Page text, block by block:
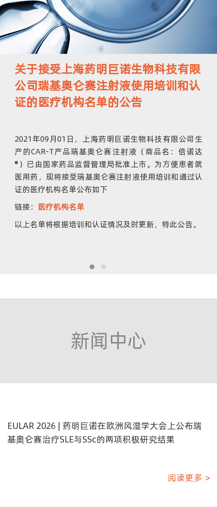
关于接受上海药明巨诺生物科技有限
公司瑞基奥仑赛注射液使用培训和认
证的医疗机构名单的公告
2021年09月01日，上海药明巨诺生物科技有限公司生
产的CAR-T产品瑞基奥仑赛注射液（商品名：倍诺达
®）已由国家药品监督管理局批准上市。为方便患者就
医用药，现将接受瑞基奥仑赛注射液使用培训和通过认
证的医疗机构名单公布如下
链接： 医疗机构名单
以上名单将根据培训和认证情况及时更新，特此公告。
新闻中心
EULAR 2026 | 药明巨诺在欧洲风湿学大会上公布瑞
基奥仑赛治疗SLE与SSc的两项积极研究结果
阅读更多 >